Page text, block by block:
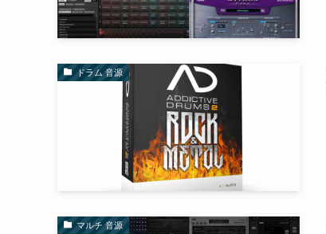
ドラム 音源
マルチ 音源